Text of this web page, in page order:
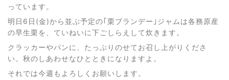
っています。
明日6日(金)から並ぶ予定の｢栗ブランデー｣ジャムは各務原産
の早生栗を、ていねいに下ごしらえして炊きます。
クラッカーやパンに、たっぷりのせてお召し上がりくださ
い。秋のしあわせなひとときになりますよ。
それでは今週もよろしくお願いします。